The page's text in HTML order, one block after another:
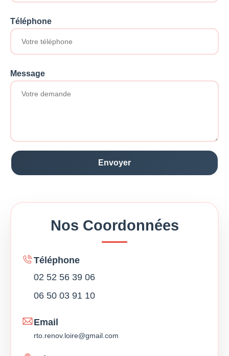
Téléphone
Message
Nos Coordonnées
Téléphone
02 52 56 39 06
06 50 03 91 10
Email
rto.renov.loire@gmail.com